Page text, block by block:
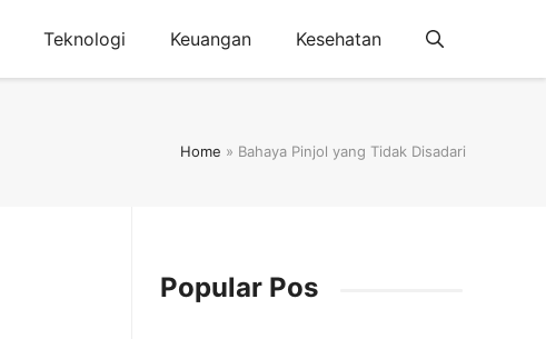
Teknologi Keuangan Kesehatan
Home » Bahaya Pinjol yang Tidak Disadari
Popular Pos